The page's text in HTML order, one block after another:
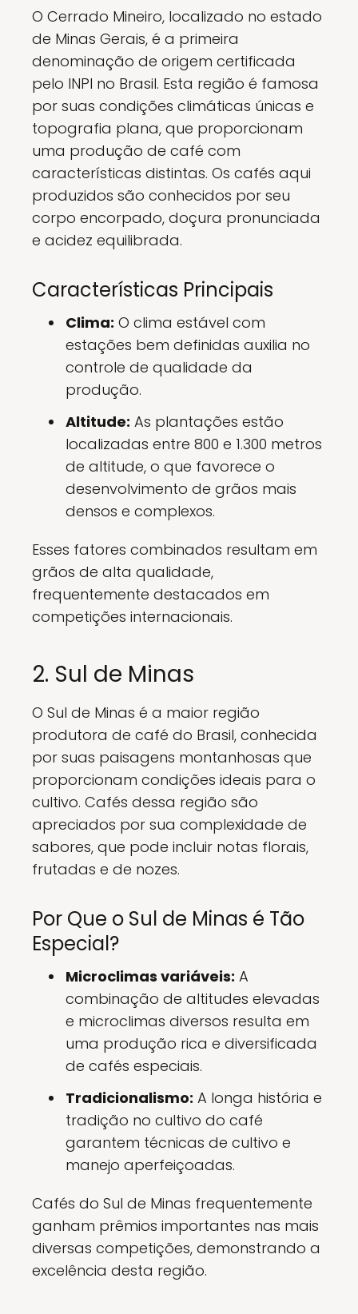
O Cerrado Mineiro, localizado no estado
de Minas Gerais, é a primeira
denominação de origem certificada
pelo INPI no Brasil. Esta região é famosa
por suas condições climáticas únicas e
topografia plana, que proporcionam
uma produção de café com
características distintas. Os cafés aqui
produzidos são conhecidos por seu
corpo encorpado, doçura pronunciada
e acidez equilibrada.
Características Principais
Clima: O clima estável com
estações bem definidas auxilia no
controle de qualidade da
produção.
Altitude: As plantações estão
localizadas entre 800 e 1.300 metros
de altitude, o que favorece o
desenvolvimento de grãos mais
densos e complexos.
Esses fatores combinados resultam em
grãos de alta qualidade,
frequentemente destacados em
competições internacionais.
2. Sul de Minas
O Sul de Minas é a maior região
produtora de café do Brasil, conhecida
por suas paisagens montanhosas que
proporcionam condições ideais para o
cultivo. Cafés dessa região são
apreciados por sua complexidade de
sabores, que pode incluir notas florais,
frutadas e de nozes.
Por Que o Sul de Minas é Tão
Especial?
Microclimas variáveis: A
combinação de altitudes elevadas
e microclimas diversos resulta em
uma produção rica e diversificada
de cafés especiais.
Tradicionalismo: A longa história e
tradição no cultivo do café
garantem técnicas de cultivo e
manejo aperfeiçoadas.
Cafés do Sul de Minas frequentemente
ganham prêmios importantes nas mais
diversas competições, demonstrando a
excelência desta região.